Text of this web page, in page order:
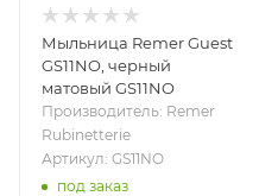
Мыльница Remer Guest
GS11NO, черный
матовый GS11NO
Производитель: Remer
Rubinetterie
Артикул: GS11NO
под заказ